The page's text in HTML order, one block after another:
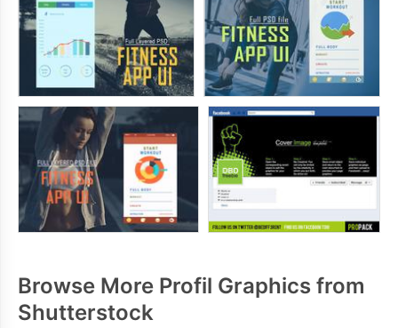
Browse More Profil Graphics from
Shutterstock